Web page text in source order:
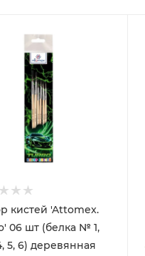
кистей 'Attomex.
06 шт (белка № 1,
5, 6) деревянная